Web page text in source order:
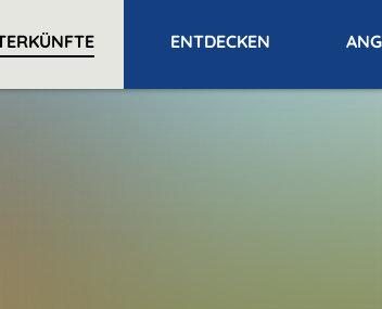
ENTDECKEN